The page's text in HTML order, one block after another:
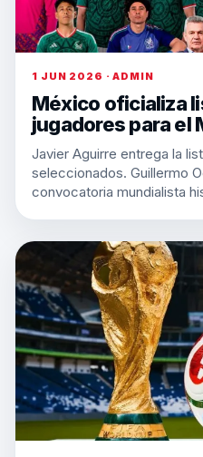
1 JUN 2026 · ADMIN
México oficializa
jugadores para el
Javier Aguirre entrega la
seleccionados. Guillermo
convocatoria mundialista